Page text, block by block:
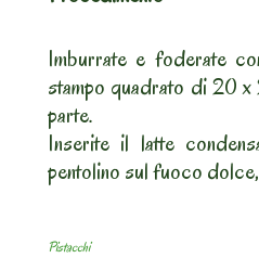
Imburrate e foderate
stampo quadrato di 20
parte.
Inserite il latte
pentolino sul fuoco
Pistacchi